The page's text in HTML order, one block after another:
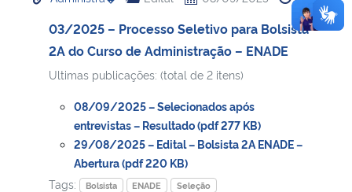
03/2025 – Processo Seletivo para Bolsista
2A do Curso de Administração – ENADE
Ultimas publicações: (total de 2 itens)
08/09/2025 – Selecionados após
entrevistas – Resultado (pdf 277 KB)
29/08/2025 – Edital – Bolsista 2A ENADE –
Abertura (pdf 220 KB)
Tags:
Bolsista ENADE Seleção